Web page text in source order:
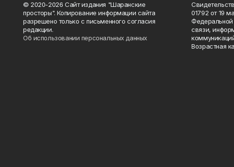
© 2020-2026 Сайт издания "Шаранские
просторы". Копирование информации сайта
разрешено только с письменного согласия
редакции.
Об использовании персональных данных
01792 от 19
связи,
Возрастная